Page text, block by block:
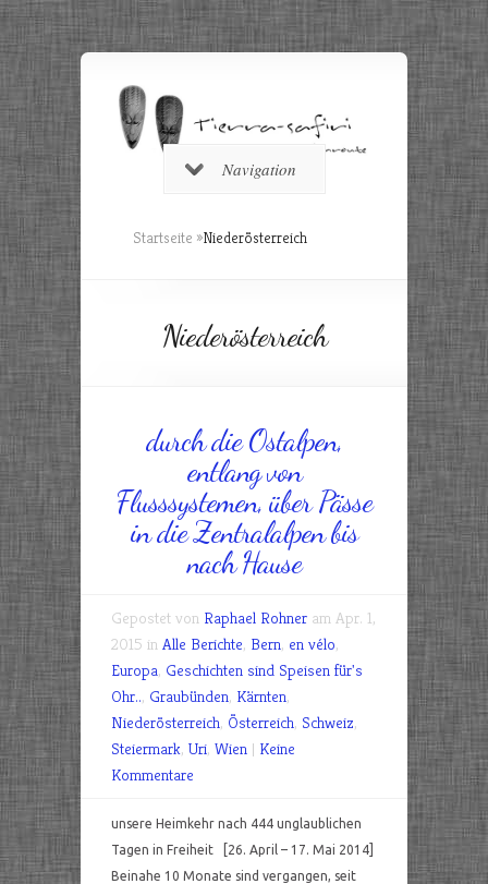
Navigation
Startseite »Niederösterreich
Niederösterreich
durch die Ostalpen,
entlang von
Flusssystemen, über Pässe
in die Zentralalpen bis
nach Hause
Gepostet von Raphael Rohner am Apr. 1,
2015 in Alle Berichte, Bern, en vélo,
Europa, Geschichten sind Speisen für's
Ohr.., Graubünden, Kärnten,
Niederösterreich, Österreich, Schweiz,
Steiermark, Uri, Wien | Keine
Kommentare
unsere Heimkehr nach 444 unglaublichen
Tagen in Freiheit [26. April – 17. Mai 2014]
Beinahe 10 Monate sind vergangen, seit